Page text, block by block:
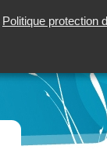
Politique protection